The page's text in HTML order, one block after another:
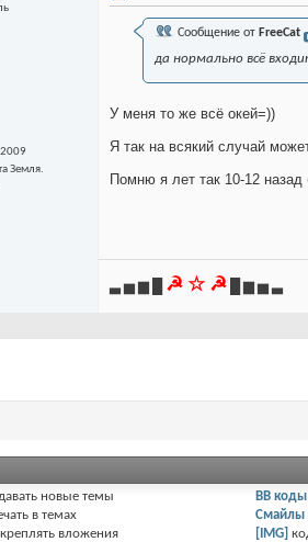
Земля.
Сообщение от FreeCat
да нормально всё
У меня то же всё окей=))
Я так на всякий случай
Помню я лет так 10-12
▃ ▅ ▆ █ ☭ ☆ ☭ █ ▆ ▅ ▃
новые темы
в темах
вложения
BB коды
Смайлы
[IMG]